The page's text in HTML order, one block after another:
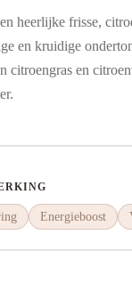
heerlijke frisse,
en kruidige
citroengras en
Energieboost